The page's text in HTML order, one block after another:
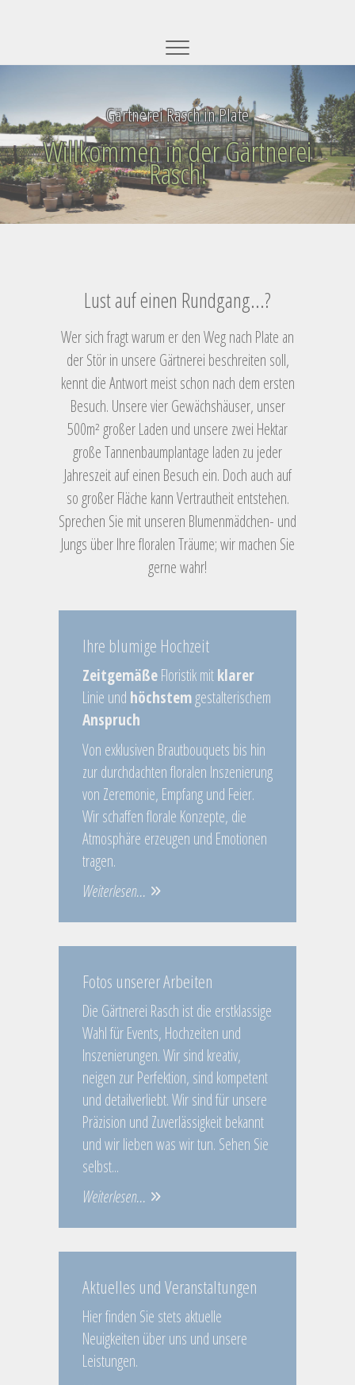
Gärtnerei Rasch in Plate
Willkommen in der Gärtnerei
Rasch!
Lust auf einen Rundgang...?
Wer sich fragt warum er den Weg nach Plate an
der Stör in unsere Gärtnerei beschreiten soll,
kennt die Antwort meist schon nach dem ersten
Besuch. Unsere vier Gewächshäuser, unser
500m² großer Laden und unsere zwei Hektar
große Tannenbaumplantage laden zu jeder
Jahreszeit auf einen Besuch ein. Doch auch auf
so großer Fläche kann Vertrautheit entstehen.
Sprechen Sie mit unseren Blumenmädchen- und
Jungs über Ihre floralen Träume; wir machen Sie
gerne wahr!
Ihre blumige Hochzeit
ZeitgemäßeFloristik mitklarer
Linie und höchstemgestalterischem
Anspruch
Von exklusiven Brautbouquets bis hin
zur durchdachten floralen Inszenierung
von Zeremonie, Empfang und Feier.
Wir schaffen florale Konzepte, die
Atmosphäre erzeugen und Emotionen
tragen.
Weiterlesen...
Fotos unserer Arbeiten
Die Gärtnerei Rasch ist die erstklassige
Wahl für Events, Hochzeiten und
Inszenierungen. Wir sind kreativ,
neigen zur Perfektion, sind kompetent
und detailverliebt. Wir sind für unsere
Präzision und Zuverlässigkeit bekannt
und wir lieben was wir tun. Sehen Sie
selbst...
Weiterlesen...
Aktuelles und Veranstaltungen
Hier finden Sie stets aktuelle
Neuigkeiten über uns und unsere
Leistungen.